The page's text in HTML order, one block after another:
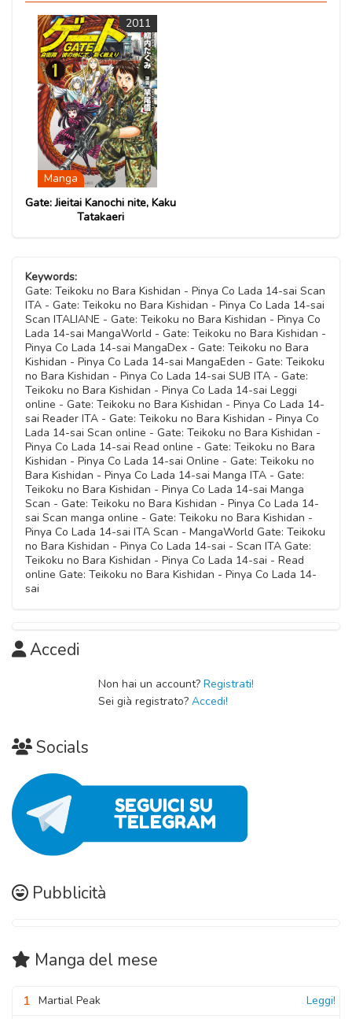
Capitolo 06
Capitolo 05
Capitolo 04
Capitolo 01
03 Ottobre 2020
2011
Manga
Gate: Jieitai Kanochi nite, Kaku
Tatakaeri
Keywords:
Gate: Teikoku no Bara Kishidan - Pinya Co Lada 14-sai Scan
ITA - Gate: Teikoku no Bara Kishidan - Pinya Co Lada 14-sai
Scan ITALIANE - Gate: Teikoku no Bara Kishidan - Pinya Co
Lada 14-sai MangaWorld - Gate: Teikoku no Bara Kishidan -
Pinya Co Lada 14-sai MangaDex - Gate: Teikoku no Bara
Kishidan - Pinya Co Lada 14-sai MangaEden - Gate: Teikoku
no Bara Kishidan - Pinya Co Lada 14-sai SUB ITA - Gate:
Teikoku no Bara Kishidan - Pinya Co Lada 14-sai Leggi
online - Gate: Teikoku no Bara Kishidan - Pinya Co Lada 14-
sai Reader ITA - Gate: Teikoku no Bara Kishidan - Pinya Co
Lada 14-sai Scan online - Gate: Teikoku no Bara Kishidan -
Pinya Co Lada 14-sai Read online - Gate: Teikoku no Bara
Kishidan - Pinya Co Lada 14-sai Online - Gate: Teikoku no
Bara Kishidan - Pinya Co Lada 14-sai Manga ITA - Gate:
Teikoku no Bara Kishidan - Pinya Co Lada 14-sai Manga
Scan - Gate: Teikoku no Bara Kishidan - Pinya Co Lada 14-
sai Scan manga online - Gate: Teikoku no Bara Kishidan -
Pinya Co Lada 14-sai ITA Scan - MangaWorld Gate: Teikoku
no Bara Kishidan - Pinya Co Lada 14-sai - Scan ITA Gate:
Teikoku no Bara Kishidan - Pinya Co Lada 14-sai - Read
online Gate: Teikoku no Bara Kishidan - Pinya Co Lada 14-
sai
Accedi
Non hai un account? Registrati!
Sei già registrato? Accedi!
Socials
Pubblicità
Manga del mese
1 Martial Peak Leggi!